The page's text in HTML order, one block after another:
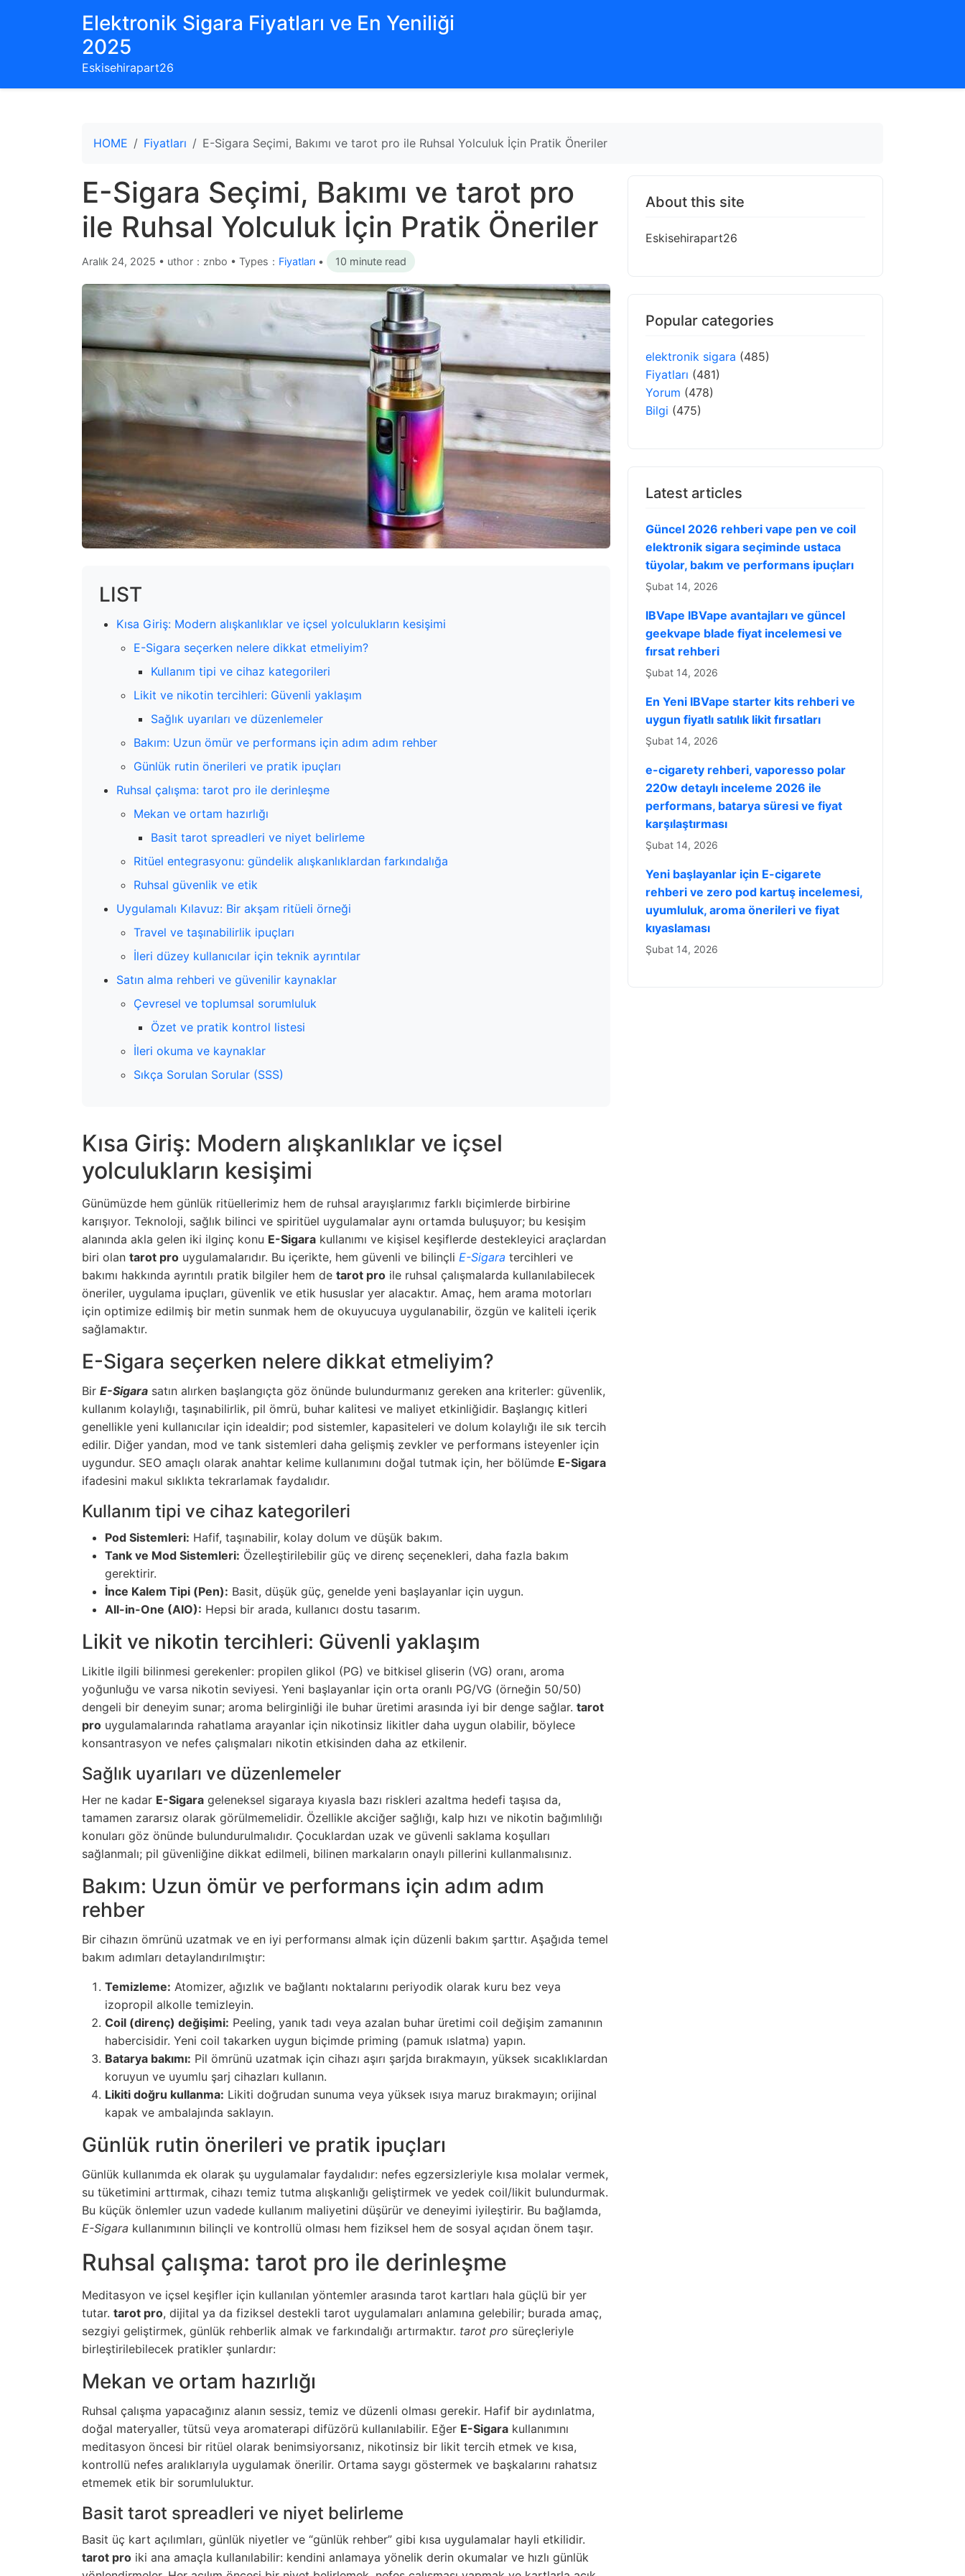
Elektronik Sigara Fiyatları ve En Yeniliği
2025
Eskisehirapart26
HOME Fiyatları E-Sigara Seçimi, Bakımı ve tarot pro ile Ruhsal Yolculuk İçin Pratik Öneriler
E-Sigara Seçimi, Bakımı ve tarot pro
ile Ruhsal Yolculuk İçin Pratik Öneriler
Aralık 24, 2025 • uthor：znbo • Types： Fiyatları • 10 minute read
LIST
Kısa Giriş: Modern alışkanlıklar ve içsel yolculukların kesişimi
E-Sigara seçerken nelere dikkat etmeliyim?
Kullanım tipi ve cihaz kategorileri
Likit ve nikotin tercihleri: Güvenli yaklaşım
Sağlık uyarıları ve düzenlemeler
Bakım: Uzun ömür ve performans için adım adım rehber
Günlük rutin önerileri ve pratik ipuçları
Ruhsal çalışma: tarot pro ile derinleşme
Mekan ve ortam hazırlığı
Basit tarot spreadleri ve niyet belirleme
Ritüel entegrasyonu: gündelik alışkanlıklardan farkındalığa
Ruhsal güvenlik ve etik
Uygulamalı Kılavuz: Bir akşam ritüeli örneği
Travel ve taşınabilirlik ipuçları
İleri düzey kullanıcılar için teknik ayrıntılar
Satın alma rehberi ve güvenilir kaynaklar
Çevresel ve toplumsal sorumluluk
Özet ve pratik kontrol listesi
İleri okuma ve kaynaklar
Sıkça Sorulan Sorular (SSS)
Kısa Giriş: Modern alışkanlıklar ve içsel
yolculukların kesişimi
Günümüzde hem günlük ritüellerimiz hem de ruhsal arayışlarımız farklı biçimlerde birbirine
karışıyor. Teknoloji, sağlık bilinci ve spiritüel uygulamalar aynı ortamda buluşuyor; bu kesişim
alanında akla gelen iki ilginç konu E-Sigara kullanımı ve kişisel keşiflerde destekleyici araçlardan
biri olan tarot pro uygulamalarıdır. Bu içerikte, hem güvenli ve bilinçli E-Sigara tercihleri ve
bakımı hakkında ayrıntılı pratik bilgiler hem de tarot pro ile ruhsal çalışmalarda kullanılabilecek
öneriler, uygulama ipuçları, güvenlik ve etik hususlar yer alacaktır. Amaç, hem arama motorları
için optimize edilmiş bir metin sunmak hem de okuyucuya uygulanabilir, özgün ve kaliteli içerik
sağlamaktır.
E-Sigara seçerken nelere dikkat etmeliyim?
Bir E-Sigara satın alırken başlangıçta göz önünde bulundurmanız gereken ana kriterler: güvenlik,
kullanım kolaylığı, taşınabilirlik, pil ömrü, buhar kalitesi ve maliyet etkinliğidir. Başlangıç kitleri
genellikle yeni kullanıcılar için idealdir; pod sistemler, kapasiteleri ve dolum kolaylığı ile sık tercih
edilir. Diğer yandan, mod ve tank sistemleri daha gelişmiş zevkler ve performans isteyenler için
uygundur. SEO amaçlı olarak anahtar kelime kullanımını doğal tutmak için, her bölümde E-Sigara
ifadesini makul sıklıkta tekrarlamak faydalıdır.
Kullanım tipi ve cihaz kategorileri
Pod Sistemleri: Hafif, taşınabilir, kolay dolum ve düşük bakım.
Tank ve Mod Sistemleri: Özelleştirilebilir güç ve direnç seçenekleri, daha fazla bakım
gerektirir.
İnce Kalem Tipi (Pen): Basit, düşük güç, genelde yeni başlayanlar için uygun.
All-in-One (AIO): Hepsi bir arada, kullanıcı dostu tasarım.
Likit ve nikotin tercihleri: Güvenli yaklaşım
Likitle ilgili bilinmesi gerekenler: propilen glikol (PG) ve bitkisel gliserin (VG) oranı, aroma
yoğunluğu ve varsa nikotin seviyesi. Yeni başlayanlar için orta oranlı PG/VG (örneğin 50/50)
dengeli bir deneyim sunar; aroma belirginliği ile buhar üretimi arasında iyi bir denge sağlar. tarot
pro uygulamalarında rahatlama arayanlar için nikotinsiz likitler daha uygun olabilir, böylece
konsantrasyon ve nefes çalışmaları nikotin etkisinden daha az etkilenir.
Sağlık uyarıları ve düzenlemeler
Her ne kadar E-Sigara geleneksel sigaraya kıyasla bazı riskleri azaltma hedefi taşısa da,
tamamen zararsız olarak görülmemelidir. Özellikle akciğer sağlığı, kalp hızı ve nikotin bağımlılığı
konuları göz önünde bulundurulmalıdır. Çocuklardan uzak ve güvenli saklama koşulları
sağlanmalı; pil güvenliğine dikkat edilmeli, bilinen markaların onaylı pillerini kullanmalısınız.
Bakım: Uzun ömür ve performans için adım adım
rehber
Bir cihazın ömrünü uzatmak ve en iyi performansı almak için düzenli bakım şarttır. Aşağıda temel
bakım adımları detaylandırılmıştır:
Temizleme: Atomizer, ağızlık ve bağlantı noktalarını periyodik olarak kuru bez veya
izopropil alkolle temizleyin.
Coil (direnç) değişimi: Peeling, yanık tadı veya azalan buhar üretimi coil değişim zamanının
habercisidir. Yeni coil takarken uygun biçimde priming (pamuk ıslatma) yapın.
Batarya bakımı: Pil ömrünü uzatmak için cihazı aşırı şarjda bırakmayın, yüksek sıcaklıklardan
koruyun ve uyumlu şarj cihazları kullanın.
Likiti doğru kullanma: Likiti doğrudan sunuma veya yüksek ısıya maruz bırakmayın; orijinal
kapak ve ambalajında saklayın.
Günlük rutin önerileri ve pratik ipuçları
Günlük kullanımda ek olarak şu uygulamalar faydalıdır: nefes egzersizleriyle kısa molalar vermek,
su tüketimini arttırmak, cihazı temiz tutma alışkanlığı geliştirmek ve yedek coil/likit bulundurmak.
Bu küçük önlemler uzun vadede kullanım maliyetini düşürür ve deneyimi iyileştirir. Bu bağlamda,
E-Sigara kullanımının bilinçli ve kontrollü olması hem fiziksel hem de sosyal açıdan önem taşır.
Ruhsal çalışma: tarot pro ile derinleşme
Meditasyon ve içsel keşifler için kullanılan yöntemler arasında tarot kartları hala güçlü bir yer
tutar. tarot pro, dijital ya da fiziksel destekli tarot uygulamaları anlamına gelebilir; burada amaç,
sezgiyi geliştirmek, günlük rehberlik almak ve farkındalığı artırmaktır. tarot pro süreçleriyle
birleştirilebilecek pratikler şunlardır:
Mekan ve ortam hazırlığı
Ruhsal çalışma yapacağınız alanın sessiz, temiz ve düzenli olması gerekir. Hafif bir aydınlatma,
doğal materyaller, tütsü veya aromaterapi difüzörü kullanılabilir. Eğer E-Sigara kullanımını
meditasyon öncesi bir ritüel olarak benimsiyorsanız, nikotinsiz bir likit tercih etmek ve kısa,
kontrollü nefes aralıklarıyla uygulamak önerilir. Ortama saygı göstermek ve başkalarını rahatsız
etmemek etik bir sorumluluktur.
Basit tarot spreadleri ve niyet belirleme
Basit üç kart açılımları, günlük niyetler ve “günlük rehber” gibi kısa uygulamalar hayli etkilidir.
tarot pro iki ana amaçla kullanılabilir: kendini anlamaya yönelik derin okumalar ve hızlı günlük
About this site
Eskisehirapart26
Popular categories
elektronik sigara (485)
Fiyatları (481)
Yorum (478)
Bilgi (475)
Latest articles
Güncel 2026 rehberi vape pen ve coil
elektronik sigara seçiminde ustaca
tüyolar, bakım ve performans ipuçları
Şubat 14, 2026
IBVape IBVape avantajları ve güncel
geekvape blade fiyat incelemesi ve
fırsat rehberi
Şubat 14, 2026
En Yeni IBVape starter kits rehberi ve
uygun fiyatlı satılık likit fırsatları
Şubat 14, 2026
e-cigarety rehberi, vaporesso polar
220w detaylı inceleme 2026 ile
performans, batarya süresi ve fiyat
karşılaştırması
Şubat 14, 2026
Yeni başlayanlar için E-cigarete
rehberi ve zero pod kartuş incelemesi,
uyumluluk, aroma önerileri ve fiyat
kıyaslaması
Şubat 14, 2026